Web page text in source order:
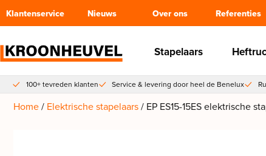
Klantenservice Nieuws Over ons Referenties
Stapelaars
100+ tevreden klanten Service & levering door heel de Benelux
Home/ Elektrische stapelaars/ EP ES15-15ES elektrische